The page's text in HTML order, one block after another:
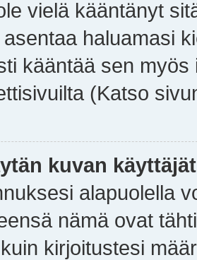
vielä kääntänyt
haluamasi
kääntää sen
(Katso
kuvan
alapuolella
nämä ovat
kirjoitustesi